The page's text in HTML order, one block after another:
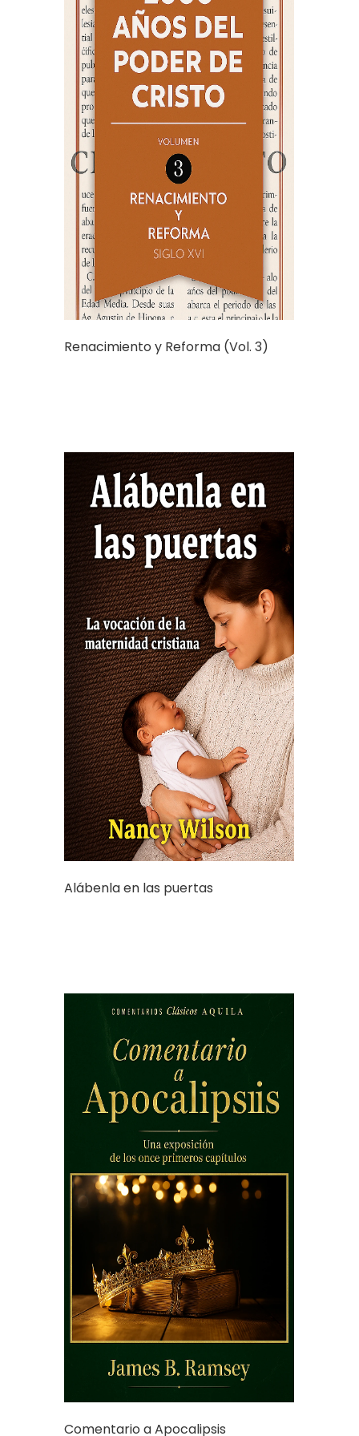
Renacimiento y Reforma (Vol. 3)
Alábenla en las puertas
Comentario a Apocalipsis